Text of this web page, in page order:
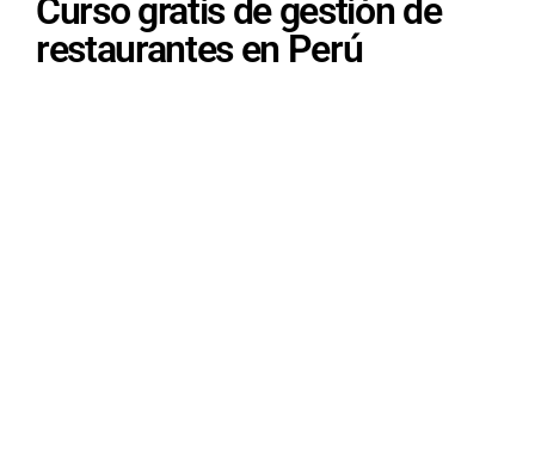
Curso gratis de gestión de
restaurantes en Perú